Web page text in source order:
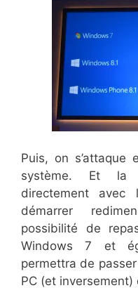
Puis, on
système. Et la
directement avec
démarrer
possibilité de
Windows 7 et
permettra de
PC (et